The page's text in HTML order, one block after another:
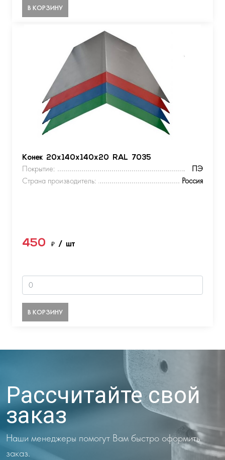
В КОРЗИНУ
Конек 20х140х140х20 RAL 7035
Покрытие:
ПЭ
Страна производитель:
Россия
450 ₽ / шт
В КОРЗИНУ
Рассчитайте свой
заказ
Наши менеджеры помогут Вам быстро оформить
заказ.